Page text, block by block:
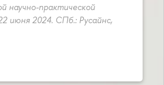
научно-практической
июня 2024. СПб.: Русайнс,